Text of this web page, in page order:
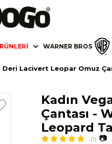
WARNER BROS
Deri Lacivert Leopar Omuz
Kadın
Çantası -
Leopard
(1) 📷